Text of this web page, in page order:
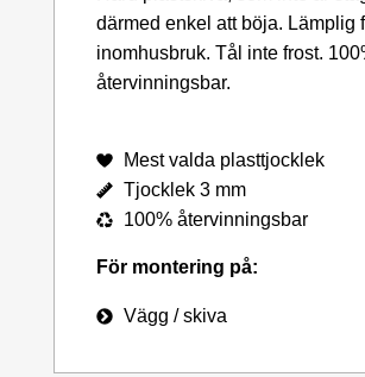
därmed enkel att böja. Lämplig
inomhusbruk. Tål inte frost.
återvinningsbar.
Mest valda plasttjocklek
Tjocklek 3 mm
100% återvinningsbar
För montering på:
Vägg / skiva